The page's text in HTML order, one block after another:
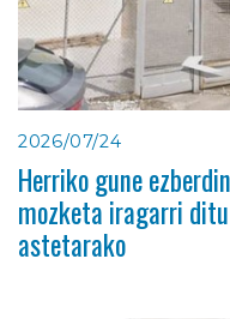
2026/07/24
Herriko gune
mozketa iragarri
astetarako